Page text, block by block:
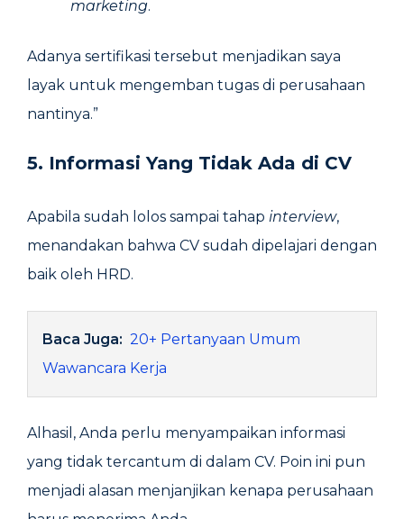
marketing.
Adanya sertifikasi tersebut menjadikan saya
layak untuk mengemban tugas di perusahaan
nantinya.”
5. Informasi Yang Tidak Ada di CV
Apabila sudah lolos sampai tahap interview,
menandakan bahwa CV sudah dipelajari dengan
baik oleh HRD.
Baca Juga: 20+ Pertanyaan Umum
Wawancara Kerja
Alhasil, Anda perlu menyampaikan informasi
yang tidak tercantum di dalam CV. Poin ini pun
menjadi alasan menjanjikan kenapa perusahaan